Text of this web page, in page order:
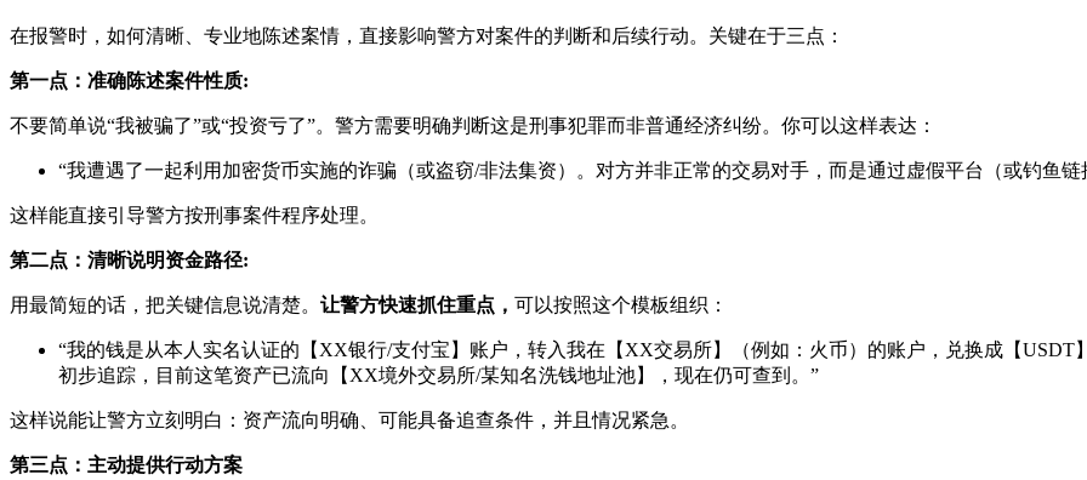
在报警时，如何清晰、专业地陈述案情，直接影响警方对案件的判断和后续行动。关键在于三点：
第一点：准确陈述案件性质:
不要简单说“我被骗了”或“投资亏了”。警方需要明确判断这是刑事犯罪而非普通经济纠纷。你可以这样表达：
“我遭遇了一起利用加密货币实施的诈骗（或盗窃/非法集资）。对方并非正常的交易对手，而是通过虚假平台（或钓鱼
这样能直接引导警方按刑事案件程序处理。
第二点：清晰说明资金路径:
用最简短的话，把关键信息说清楚。 让警方快速抓住重点， 可以按照这个模板组织：
“我的钱是从本人实名认证的【XX银行/支付宝】账户，转入我在【XX交易所】（例如：火币）的账户，兑换成【
初步追踪，目前这笔资产已流向【XX境外交易所/某知名洗钱地址池】，现在仍可查到。”
这样说能让警方立刻明白：资产流向明确、可能具备追查条件，并且情况紧急。
第三点：主动提供行动方案